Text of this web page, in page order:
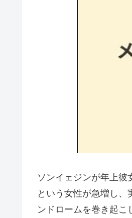
ソンイェジンが年上彼
という女性が急増し、
ンドロームを巻き起こ